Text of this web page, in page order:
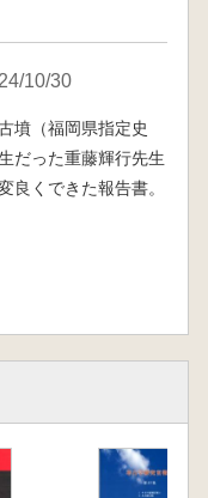
10/30
墳（福岡県指定史
だった重藤輝行先生
良くできた報告書。